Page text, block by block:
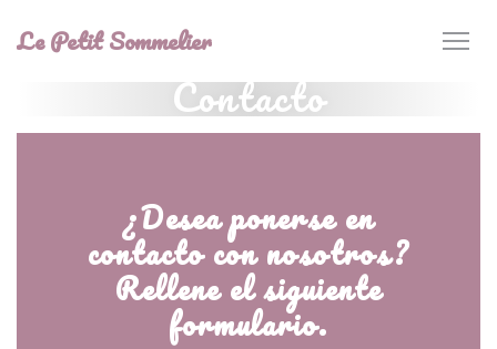
Le Petit Sommelier
Contacto
¿Desea ponerse en
contacto con nosotros?
Rellene el siguiente
formulario.